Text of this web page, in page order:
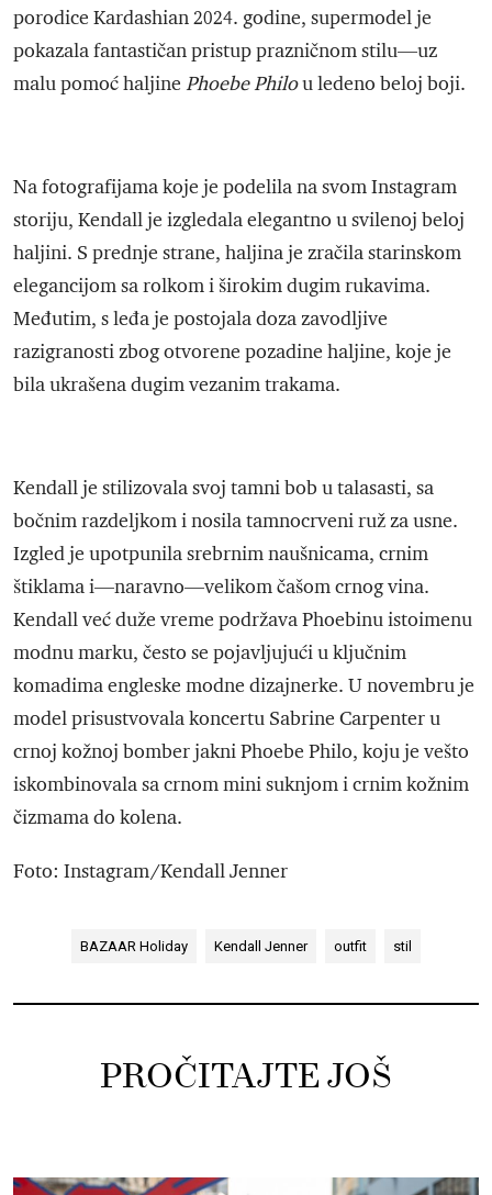
porodice Kardashian 2024. godine, supermodel je
pokazala fantastičan pristup prazničnom stilu—uz
malu pomoć haljine Phoebe Philou ledeno beloj boji.
Na fotografijama koje je podelila na svom Instagram
storiju, Kendall je izgledala elegantno u svilenoj beloj
haljini. S prednje strane, haljina je zračila starinskom
elegancijom sa rolkom i širokim dugim rukavima.
Međutim, s leđa je postojala doza zavodljive
razigranosti zbog otvorene pozadine haljine, koje je
bila ukrašena dugim vezanim trakama.
Kendall je stilizovala svoj tamni bob u talasasti, sa
bočnim razdeljkom i nosila tamnocrveni ruž za usne.
Izgled je upotpunila srebrnim naušnicama, crnim
štiklama i—naravno—velikom čašom crnog vina.
Kendall već duže vreme podržava Phoebinu istoimenu
modnu marku, često se pojavljujući u ključnim
komadima engleske modne dizajnerke. U novembru je
model prisustvovala koncertu Sabrine Carpenter u
crnoj kožnoj bomber jakni Phoebe Philo, koju je vešto
iskombinovala sa crnom mini suknjom i crnim kožnim
čizmama do kolena.
Foto: Instagram/Kendall Jenner
BAZAAR Holiday Kendall Jenner outfit stil
PROČITAJTE JOŠ